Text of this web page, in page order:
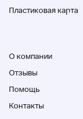
Магазин
Пластиковая карта
О компании
Отзывы
Помощь
Контакты